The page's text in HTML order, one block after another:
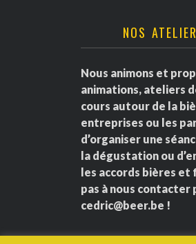
NOS
Nous animons et
animations, ateliers
cours autour de la
entreprises ou les
d’organiser une
la dégustation ou
les accords bières et
pas à nous contacter
cedric@beer.be !